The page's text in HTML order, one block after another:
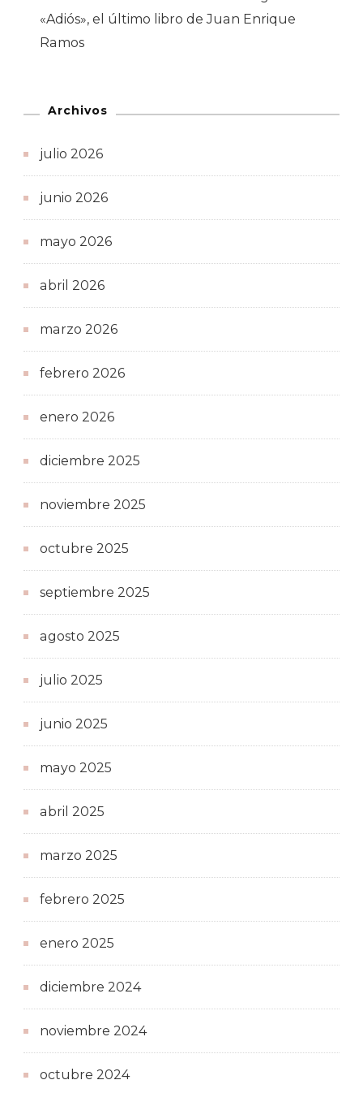
«Adiós», el último libro de Juan Enrique
Ramos
Archivos
julio 2026
junio 2026
mayo 2026
abril 2026
marzo 2026
febrero 2026
enero 2026
diciembre 2025
noviembre 2025
octubre 2025
septiembre 2025
agosto 2025
julio 2025
junio 2025
mayo 2025
abril 2025
marzo 2025
febrero 2025
enero 2025
diciembre 2024
noviembre 2024
octubre 2024